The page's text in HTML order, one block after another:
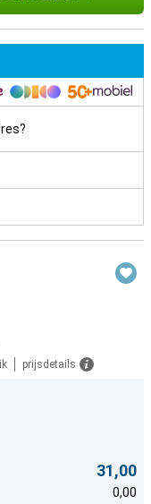
prijsdetails
31,00
0,00